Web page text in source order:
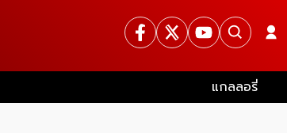
แกลลอรี่